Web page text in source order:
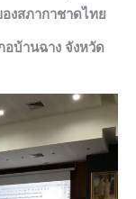
งสภากาชาดไทย
อบ้านฉาง จังหวัด